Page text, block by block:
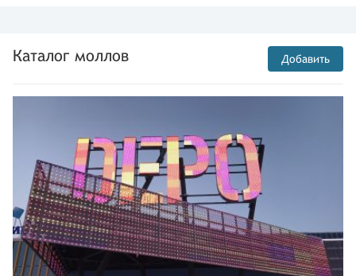
Каталог моллов Добавить